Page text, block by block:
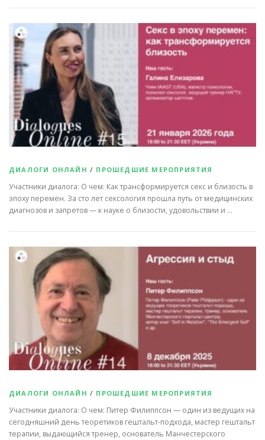
ДИАЛОГИ ОНЛАЙН / ПРОШЕДШИЕ МЕРОПРИЯТИЯ
Участники диалога: О чем: Как трансформируется секс и близость в
эпоху перемен. За сто лет сексология прошла путь от медицинских
диагнозов и запретов — к науке о близости, удовольствии и …
ДИАЛОГИ ОНЛАЙН / ПРОШЕДШИЕ МЕРОПРИЯТИЯ
Участники диалога: О чем: Питер Филиппсон — один из ведущих на
сегодняшний день теоретиков гештальт-подхода, мастер гештальт
терапии, выдающийся тренер, основатель Манчестерского